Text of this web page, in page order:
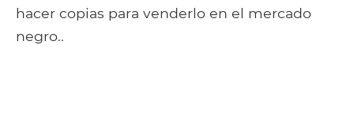
hacer copias para venderlo en el mercado
negro..